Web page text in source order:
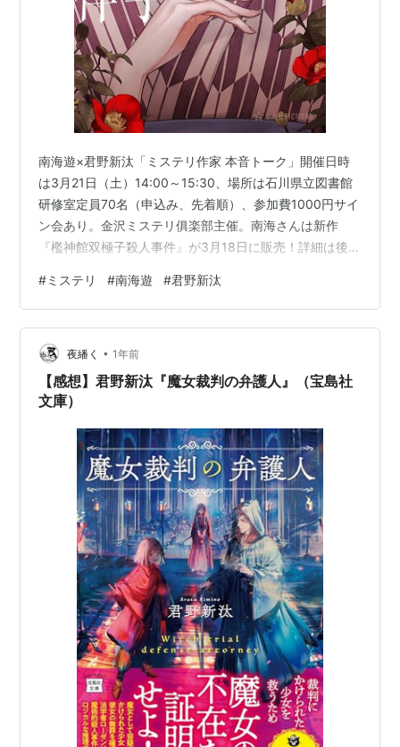
南海遊×君野新汰「ミステリ作家 本音トーク」開催日時
は3月21日（土）14:00～15:30、場所は石川県立図書館
研修室定員70名（申込み、先着順）、参加費1000円サイ
ン会あり。金沢ミステリ俱楽部主催。南海さんは新作
『檻神館双極子殺人事件』が3月18日に販売！詳細は後
#ミステリ #南海遊 #君野新汰
夜繙く • 1年前
【感想】君野新汰『魔女裁判の弁護人』（宝島社
文庫）